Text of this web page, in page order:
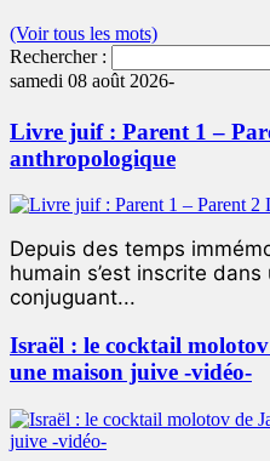
(Voir tous les mots)
Rechercher :
samedi 08 août 2026-
Livre juif : Parent 1 –
anthropologique
Depuis des temps
humain s’est inscrite
conjuguant...
Israël : le cocktail
une maison juive -vidéo-